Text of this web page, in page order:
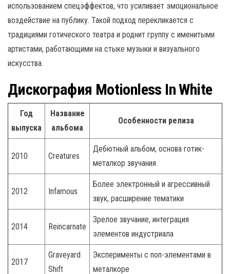
использованием спецэффектов, что усиливает эмоциональное
воздействие на публику. Такой подход перекликается с
традициями готического театра и роднит группу с именитыми
артистами, работающими на стыке музыки и визуального
искусства.
Дискография Motionless In White
Год
выпуска
Название
альбома
Особенности релиза
2010 Creatures
Дебютный альбом, основа готик-
металкор звучания
2012 Infamous
Более электронный и агрессивный
звук, расширение тематики
2014 Reincarnate
Зрелое звучание, интеграция
элементов индустриала
2017
Graveyard
Shift
Эксперименты с поп-элементами в
металкоре